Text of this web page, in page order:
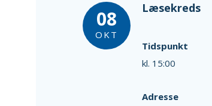
08
OKT
Læsekreds
Tidspunkt
kl. 15:00
Adresse